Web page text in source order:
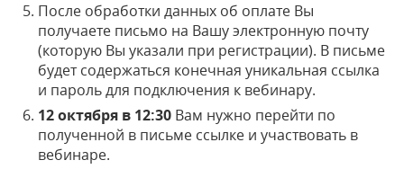
После обработки данных об оплате Вы
получаете письмо на Вашу электронную почту
(которую Вы указали при регистрации). В письме
будет содержаться конечная уникальная ссылка
и пароль для подключения к вебинару.
12 октября в 12:30 Вам нужно перейти по
полученной в письме ссылке и участвовать в
вебинаре.